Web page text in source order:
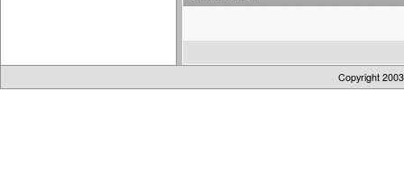
Copyright